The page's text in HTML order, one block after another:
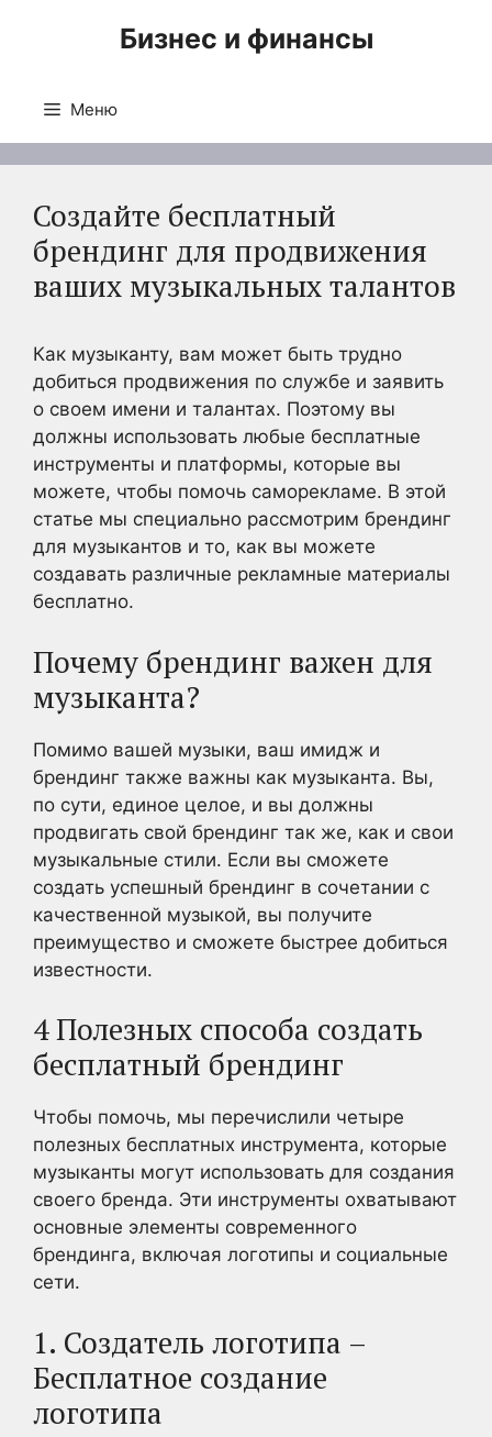
Бизнес и финансы
Меню
Создайте бесплатный
брендинг для продвижения
ваших музыкальных талантов
Как музыканту, вам может быть трудно
добиться продвижения по службе и заявить
о своем имени и талантах. Поэтому вы
должны использовать любые бесплатные
инструменты и платформы, которые вы
можете, чтобы помочь саморекламе. В этой
статье мы специально рассмотрим брендинг
для музыкантов и то, как вы можете
создавать различные рекламные материалы
бесплатно.
Почему брендинг важен для
музыканта?
Помимо вашей музыки, ваш имидж и
брендинг также важны как музыканта. Вы,
по сути, единое целое, и вы должны
продвигать свой брендинг так же, как и свои
музыкальные стили. Если вы сможете
создать успешный брендинг в сочетании с
качественной музыкой, вы получите
преимущество и сможете быстрее добиться
известности.
4 Полезных способа создать
бесплатный брендинг
Чтобы помочь, мы перечислили четыре
полезных бесплатных инструмента, которые
музыканты могут использовать для создания
своего бренда. Эти инструменты охватывают
основные элементы современного
брендинга, включая логотипы и социальные
сети.
1. Создатель логотипа –
Бесплатное создание
логотипа